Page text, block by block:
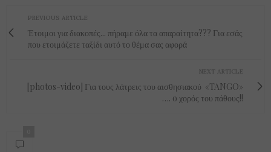
PREVIOUS ARTICLE
Έτοιμοι για διακοπές... πήραμε όλα τα απαραίτητα??? Για εσάς
που ετοιμάζετε ταξίδι αυτό το θέμα σας αφορά
NEXT ARTICLE
[photos-video] Για τους λάτρεις του αισθησιακού «TANGO»
…. o χορός του πάθους!!